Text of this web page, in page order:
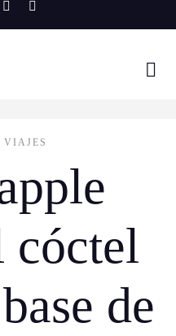
VIAJES
cóctel
de